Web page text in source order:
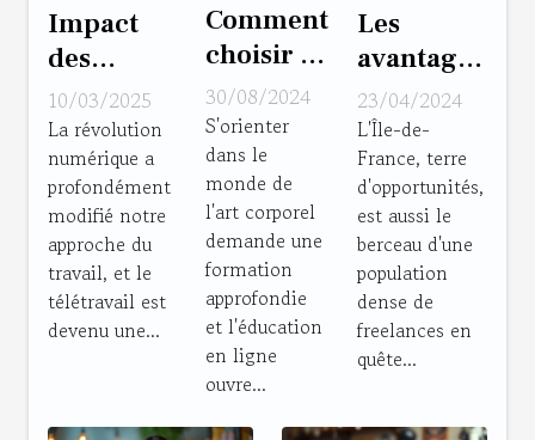
Impact
des
nouvelles
lois sur le
télétravail
dans le
droit du
travail
10/03/2025
La révolution
numérique a
profondément
modifié notre
approche du
travail, et le
télétravail est
devenu une...
Comment
choisir la
meilleure
école de
tatouage
en ligne
30/08/2024
S'orienter
dans le
monde de
l'art corporel
demande une
formation
approfondie
et l'éducation
en ligne
ouvre...
Les
avantages
du
portage
salarial
pour les
freelances
en Île-de-
France
23/04/2024
L'Île-de-
France, terre
d'opportunités,
est aussi le
berceau d'une
population
dense de
freelances en
quête...